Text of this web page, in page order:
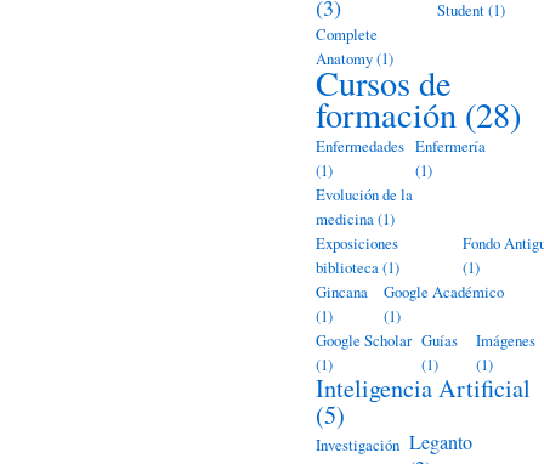
(3)
Student(1)
Complete
Anatomy(1)
Cursos de
formación (28)
Enfermedades
(1)
Enfermería
(1)
Evolución de la
medicina(1)
Exposiciones
biblioteca(1)
Fondo
(1)
Gincana
(1)
Google Académico
(1)
Google Scholar
(1)
Guías
(1)
Imágenes
(1)
Inteligencia Artificial
(5)
Investigación Leganto